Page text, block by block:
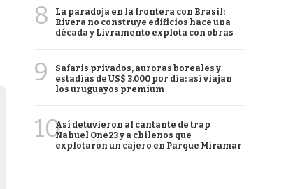
8
La paradoja en la frontera con Brasil:
Rivera no construye edificios hace una
década y Livramento explota con obras
9
Safaris privados, auroras boreales y
estadías de US$ 3.000 por día: así viajan
los uruguayos premium
10Así detuvieron al cantante de trap
Nahuel One23 y a chilenos que
explotaron un cajero en Parque Miramar